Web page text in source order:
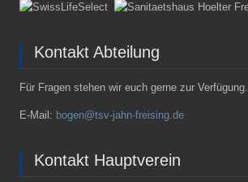
Kontakt Abteilung
Für Fragen stehen wir euch gerne zur Verfügung.
E-Mail: bogen@tsv-jahn-freising.de
Kontakt Hauptverein